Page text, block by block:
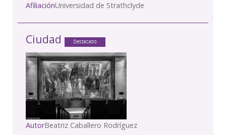
AfiliaciónUniversidad de Strathclyde
Ciudad Destacado
AutorBeatriz Caballero Rodríguez